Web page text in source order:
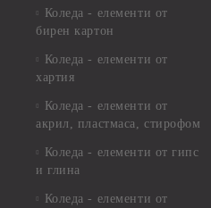
Коледа - елементи от
бирен картон
Коледа - елементи от
хартия
Коледа - елементи от
акрил, пластмаса, стирофом
Коледа - елементи от гипс
и глина
Коледа - елементи от